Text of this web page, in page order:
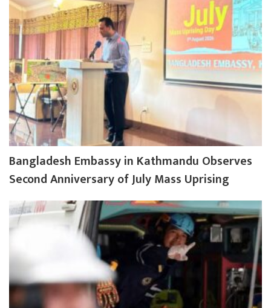
Bangladesh Embassy in Kathmandu Observes
Second Anniversary of July Mass Uprising